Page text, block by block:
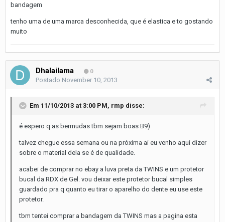
bandagem
tenho uma de uma marca desconhecida, que é elastica e to gostando
muito
Dhalailama 0
Postado November 10, 2013
Em 11/10/2013 at 3:00 PM, rmp disse:
é espero q as bermudas tbm sejam boas B9)
talvez chegue essa semana ou na próxima ai eu venho aqui dizer
sobre o material dela se é de qualidade.
acabei de comprar no ebay a luva preta da TWINS e um protetor
bucal da RDX de Gel. vou deixar este protetor bucal simples
guardado pra q quanto eu tirar o aparelho do dente eu use este
protetor.
tbm tentei comprar a bandagem da TWINS mas a pagina esta